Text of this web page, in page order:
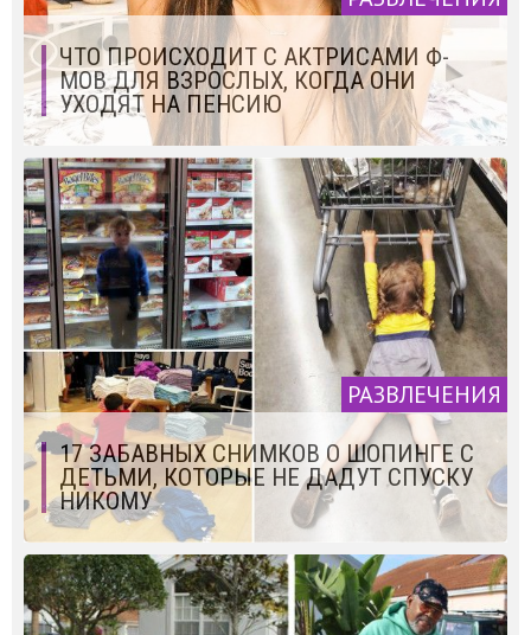
ЧТО ПРОИСХОДИТ С АКТРИСАМИ Ф-
МОВ ДЛЯ ВЗРОСЛЫХ, КОГДА ОНИ
УХОДЯТ НА ПЕНСИЮ
РАЗВЛЕЧЕНИЯ
17 ЗАБАВНЫХ СНИМКОВ О ШОПИНГЕ С
ДЕТЬМИ, КОТОРЫЕ НЕ ДАДУТ СПУСКУ
НИКОМУ